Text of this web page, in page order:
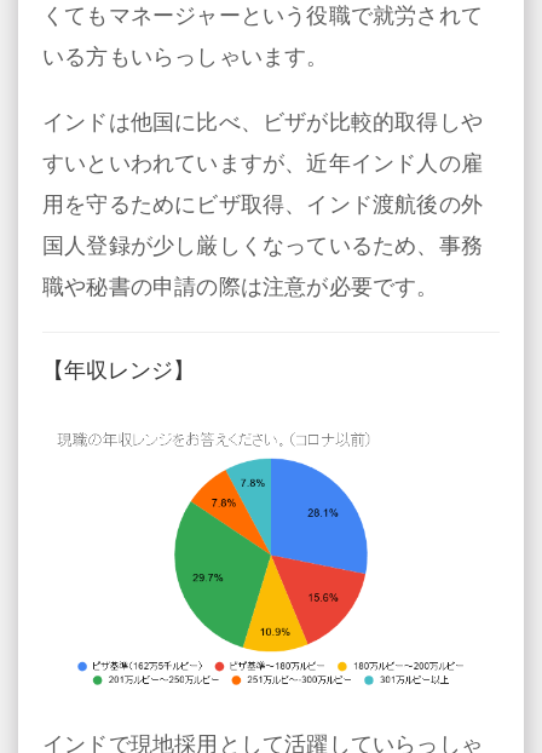
くてもマネージャーという役職で就労されて
いる方もいらっしゃいます。
インドは他国に比べ、ビザが比較的取得しや
すいといわれていますが、近年インド人の雇
用を守るためにビザ取得、インド渡航後の外
国人登録が少し厳しくなっているため、事務
職や秘書の申請の際は注意が必要です。
【年収レンジ】
インドで現地採用として活躍していらっしゃ